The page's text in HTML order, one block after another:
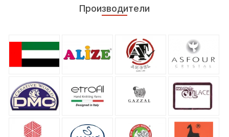
Производители